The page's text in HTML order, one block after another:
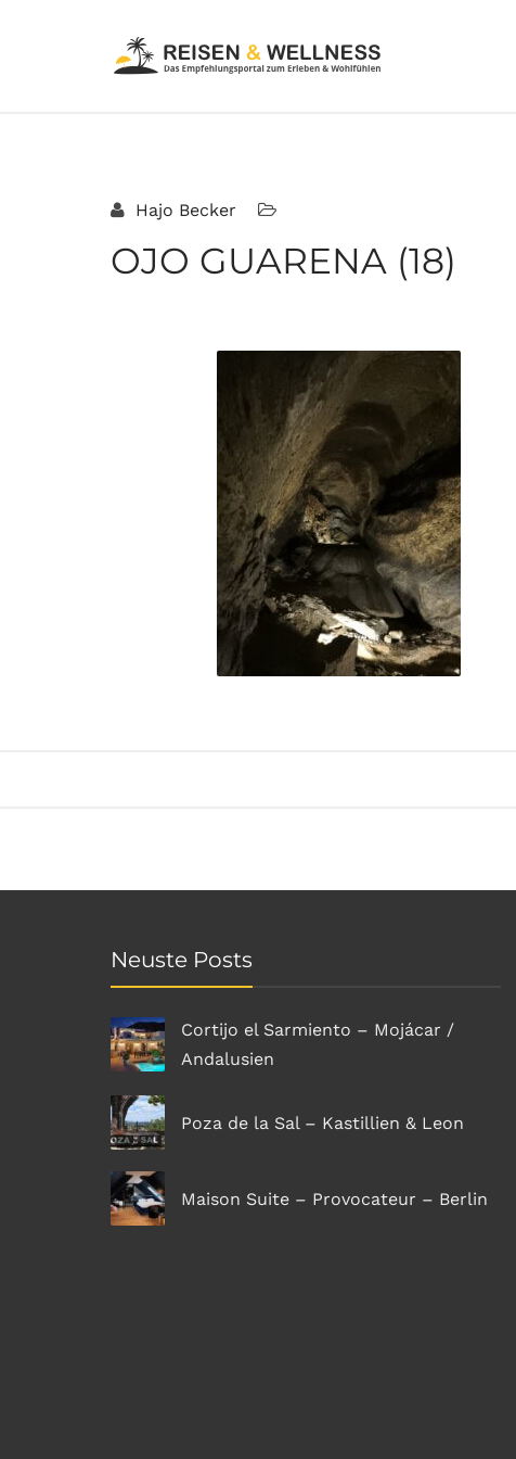
Hajo Becker
OJO GUARENA (18)
Neuste Posts
Cortijo el Sarmiento – Mojácar /
Andalusien
Poza de la Sal – Kastillien & Leon
Maison Suite – Provocateur – Berlin